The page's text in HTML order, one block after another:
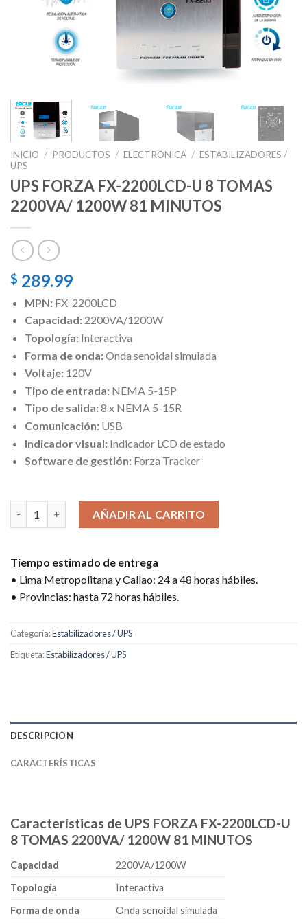
INICIO / PRODUCTOS / ELECTRÓNICA / ESTABILIZADORES /
UPS
UPS FORZA FX-2200LCD-U 8 TOMAS
2200VA/ 1200W 81 MINUTOS
$ 289.99
MPN:FX-2200LCD
Capacidad: 2200VA/1200W
Topología: Interactiva
Forma de onda:Onda senoidal simulada
Voltaje: 120V
Tipo de entrada: NEMA 5-15P
Tipo de salida:8 x NEMA 5-15R
Comunicación: USB
Indicador visual: Indicador LCD de estado
Software de gestión: Forza Tracker
UPS FORZA FX-2200LCD-U 8 TOMAS 2200VA/ 1200W 81
AÑADIR AL CARRITO
Tiempo estimado de entrega
• Lima Metropolitana y Callao: 24 a 48 horas hábiles.
• Provincias: hasta 72 horas hábiles.
Categoría:Estabilizadores / UPS
Etiqueta:Estabilizadores / UPS
DESCRIPCIÓN
CARACTERÍSTICAS
Características de UPS FORZA FX-2200LCD-U
8 TOMAS 2200VA/ 1200W 81 MINUTOS
Capacidad
2200VA/1200W
Topología
Interactiva
Forma de onda
Onda senoidal simulada